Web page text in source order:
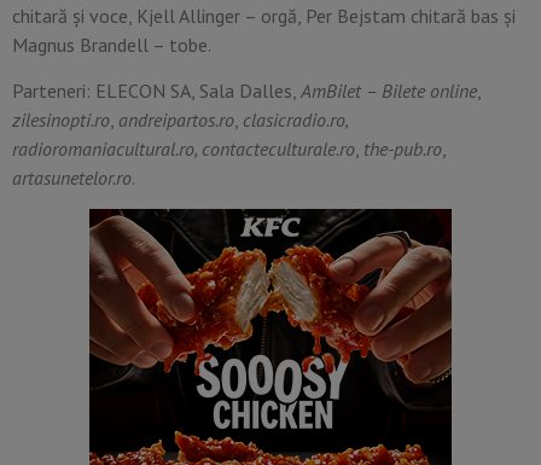
chitară și voce, Kjell Allinger – orgă, Per Bejstam chitară bas şi
Magnus Brandell – tobe.
Parteneri: ELECON SA, Sala Dalles, AmBilet – Bilete online
zilesinopti.ro andreipartos.ro clasicradio.ro,
radioromaniacultural.ro, contacteculturale.ro the-pub.ro
artasunetelor.ro.